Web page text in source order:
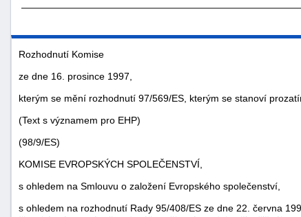
Rozhodnutí Komise
ze dne 16. prosince 1997,
kterým se mění rozhodnutí 97/569/ES, kterým se stanoví
(Text s významem pro EHP)
(98/9/ES)
KOMISE EVROPSKÝCH SPOLEČENSTVÍ,
s ohledem na Smlouvu o založení Evropského společenství,
s ohledem na rozhodnutí Rady 95/408/ES ze dne 22. června